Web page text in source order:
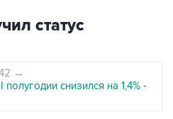
статус
→
снизился на 1,4% -